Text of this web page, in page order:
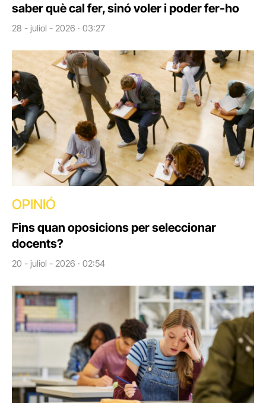
saber què cal fer, sinó voler i poder fer-ho
28 - juliol - 2026 · 03:27
OPINIÓ
Fins quan oposicions per seleccionar
docents?
20 - juliol - 2026 · 02:54